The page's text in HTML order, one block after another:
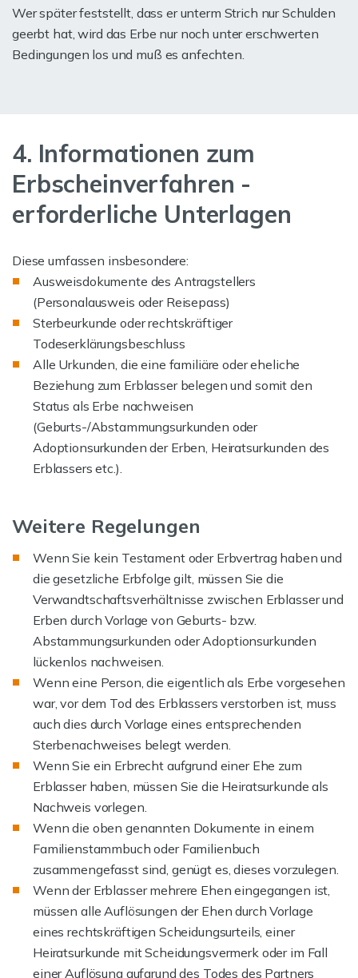
Wer später feststellt, dass er unterm Strich nur Schulden
geerbt hat, wird das Erbe nur noch unter erschwerten
Bedingungen los und muß es anfechten.
4. Informationen zum
Erbscheinverfahren -
erforderliche Unterlagen
Diese umfassen insbesondere:
Ausweisdokumente des Antragstellers
(Personalausweis oder Reisepass)
Sterbeurkunde oder rechtskräftiger
Todeserklärungsbeschluss
Alle Urkunden, die eine familiäre oder eheliche
Beziehung zum Erblasser belegen und somit den
Status als Erbe nachweisen
(Geburts-/Abstammungsurkunden oder
Adoptionsurkunden der Erben, Heiratsurkunden des
Erblassers etc.).
Weitere Regelungen
Wenn Sie kein Testament oder Erbvertrag haben und
die gesetzliche Erbfolge gilt, müssen Sie die
Verwandtschaftsverhältnisse zwischen Erblasser und
Erben durch Vorlage von Geburts- bzw.
Abstammungsurkunden oder Adoptionsurkunden
lückenlos nachweisen.
Wenn eine Person, die eigentlich als Erbe vorgesehen
war, vor dem Tod des Erblassers verstorben ist, muss
auch dies durch Vorlage eines entsprechenden
Sterbenachweises belegt werden.
Wenn Sie ein Erbrecht aufgrund einer Ehe zum
Erblasser haben, müssen Sie die Heiratsurkunde als
Nachweis vorlegen.
Wenn die oben genannten Dokumente in einem
Familienstammbuch oder Familienbuch
zusammengefasst sind, genügt es, dieses vorzulegen.
Wenn der Erblasser mehrere Ehen eingegangen ist,
müssen alle Auflösungen der Ehen durch Vorlage
eines rechtskräftigen Scheidungsurteils, einer
Heiratsurkunde mit Scheidungsvermerk oder im Fall
einer Auflösung aufgrund des Todes des Partners